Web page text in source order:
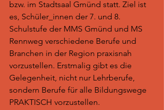
bzw. im Stadtsaal Gmünd statt. Ziel ist
es, Schüler_innen der 7. und 8.
Schulstufe der MMS Gmünd und MS
Rennweg verschiedene Berufe und
Branchen in der Region praxisnah
vorzustellen. Erstmalig gibt es die
Gelegenheit, nicht nur Lehrberufe,
sondern Berufe für alle Bildungswege
PRAKTISCH vorzustellen.